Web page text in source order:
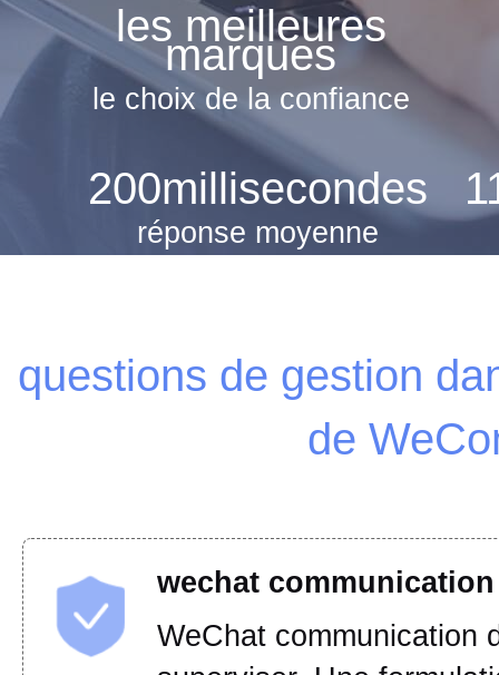
les meilleures
marques
le choix de la confiance
200millisecondes
réponse moyenne
questions de gestion
de
wechat
WeChat communication